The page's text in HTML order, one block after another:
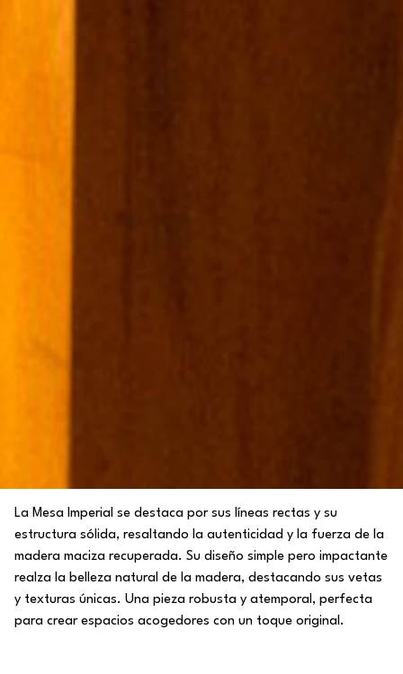
La Mesa Imperial se destaca por sus líneas rectas y su
estructura sólida, resaltando la autenticidad y la fuerza de la
madera maciza recuperada. Su diseño simple pero impactante
realza la belleza natural de la madera, destacando sus vetas
y texturas únicas. Una pieza robusta y atemporal, perfecta
para crear espacios acogedores con un toque original.